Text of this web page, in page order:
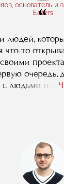
основатель и
Eaters
“
людей,
что-то
очередь,
с людьми из
в RMA,
Если бы я